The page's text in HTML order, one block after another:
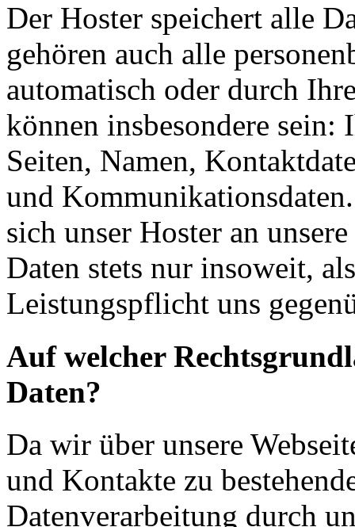
Der Hoster speichert alle
gehören auch alle
automatisch oder durch
können insbesondere sein:
Seiten, Namen,
und
sich unser Hoster an
Daten stets nur insoweit,
Leistungspflicht uns
Auf welcher
Daten?
Da wir über unsere
und Kontakte zu
Datenverarbeitung durch